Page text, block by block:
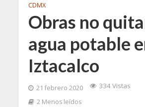
CDMX
Obras no
agua potable
Iztacalco
21 febrero 2020 334 Vistas
2 Menos leídos